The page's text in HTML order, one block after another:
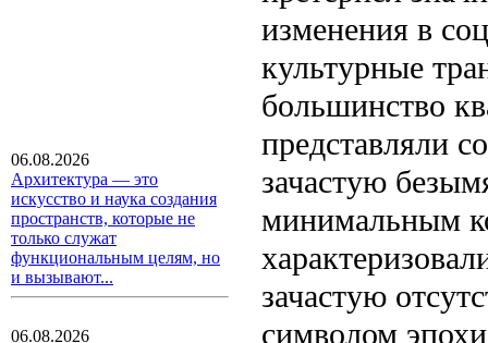
06.08.2026
Архитектура — это
искусство и наука создания
пространств, которые не
только служат
функциональным целям, но
и вызывают...
06.08.2026
изменения в
культурные
большинство
представляли
зачастую
минимальным
зачастую
символом эпохи